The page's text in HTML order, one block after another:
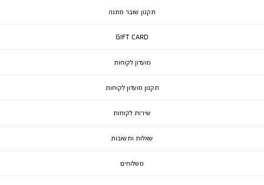
תקנון שובר מתנה
GIFT CARD
מועדון לקוחות
תקנון מועדון לקוחות
שירות לקוחות
שאלות ותשובות
משלוחים